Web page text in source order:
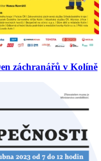
záchranářů v Kolíně